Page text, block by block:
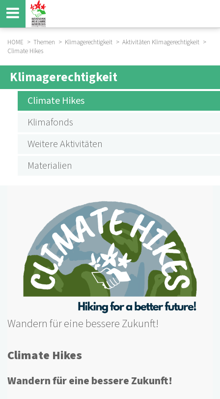
Direkt
zum
Inhalt
BREADCRUMB
HOME Themen Klimagerechtigkeit
Aktivitäten Klimagerechtigkeit
Climate Hikes
SUBMENU
AKTIVITÄTEN
KLIMAGERECHTIGKEIT
Klimagerechtigkeit
Climate Hikes
Klimafonds
Weitere Aktivitäten
Materialien
Wandern für eine bessere Zukunft!
Climate Hikes
Wandern für eine bessere Zukunft!